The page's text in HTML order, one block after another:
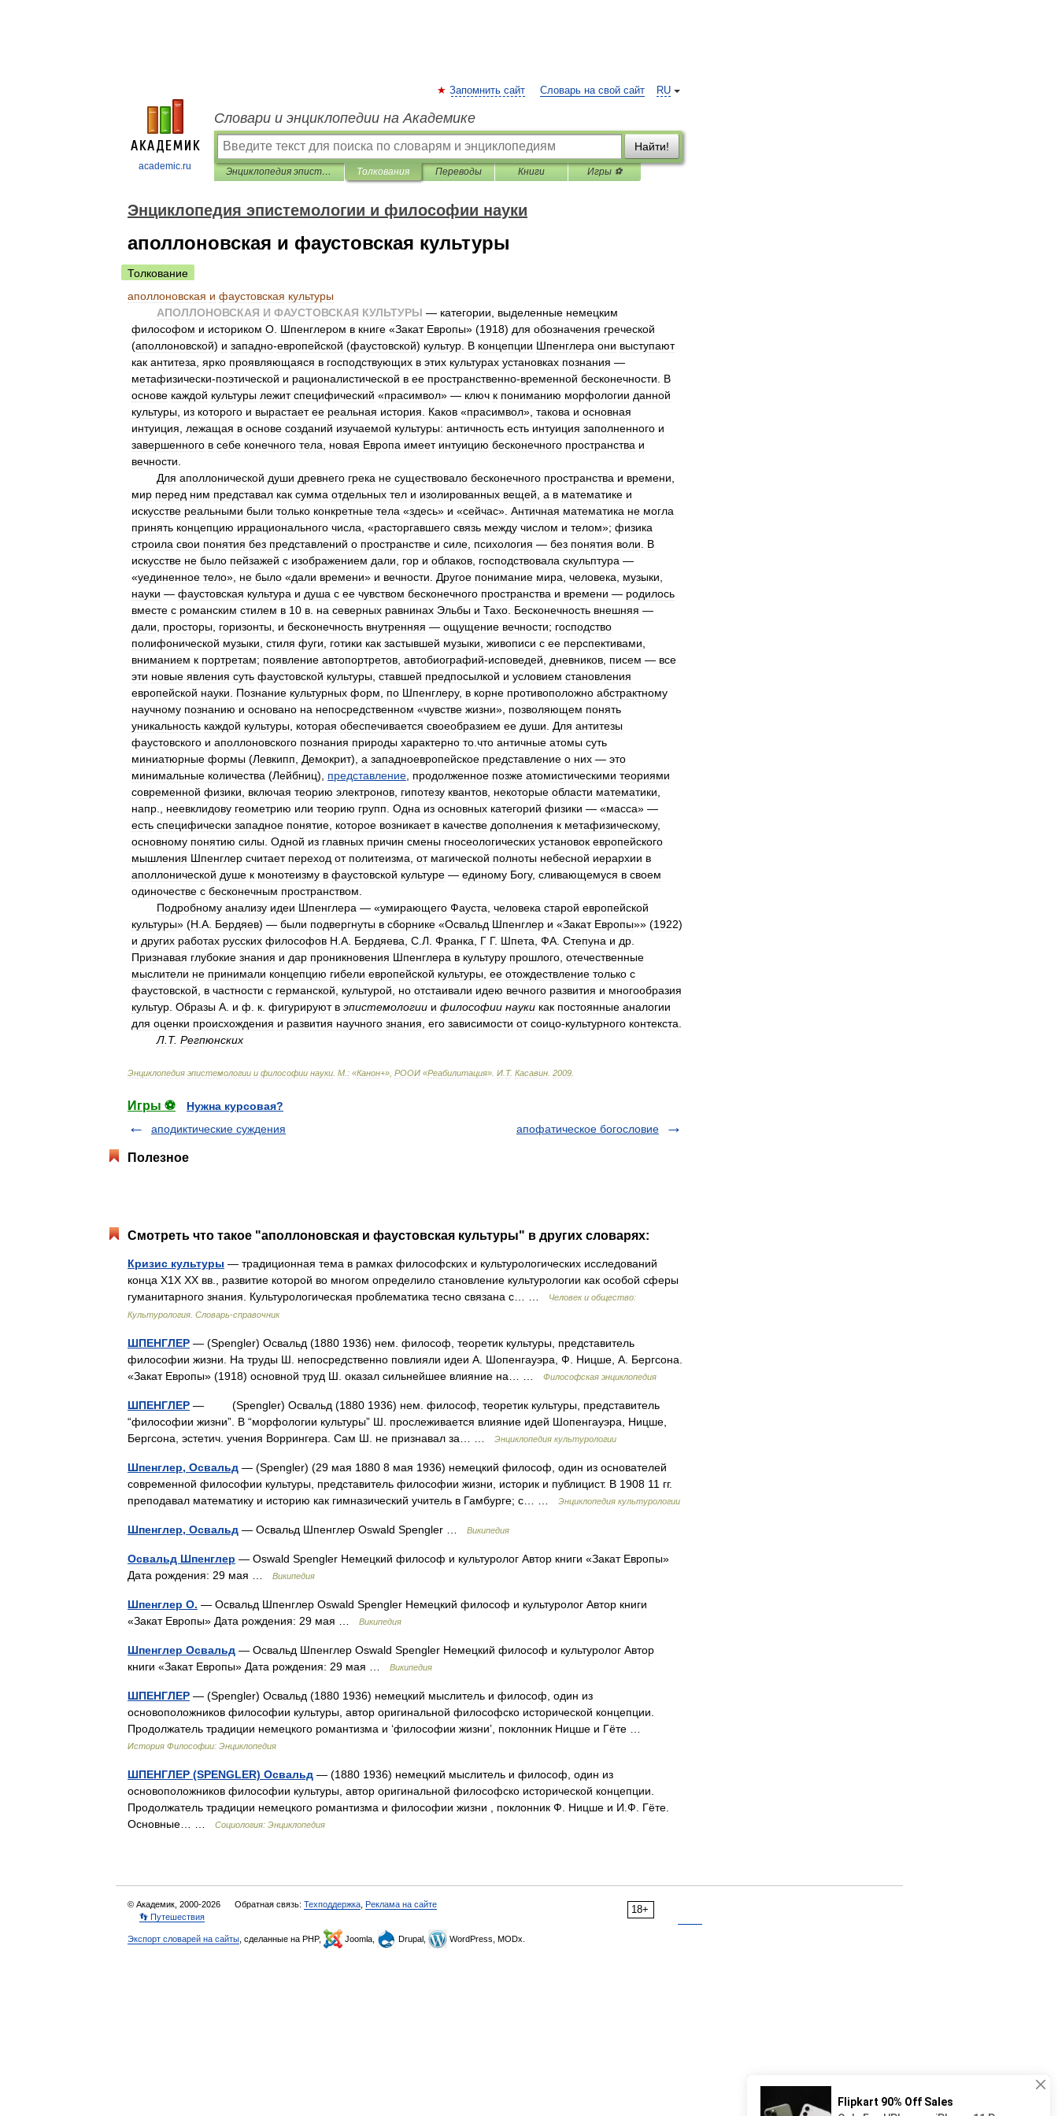
academic.ru
RU
Запомнить сайт Словарь на свой сайт
Словари и энциклопедии на Академике
Найти!
Энциклопедия эпистемологии и философии науки Толкования Переводы Книги Игры ⚽
Энциклопедия эпистемологии и философии науки
аполлоновская и фаустовская культуры
Толкование
аполлоновская и фаустовская культуры
АПОЛЛОНОВСКАЯ И ФАУСТОВСКАЯ КУЛЬТУРЫ — категории выделенные немецким
философом и историком О Шпенглером в книге «Закат Европы» (1918) для обозначения греческой
(аполлоновской) и западно-европейской (фаустовской) культур В концепции Шпенглера они выступают
как антитеза ярко проявляющаяся в господствующих в этих культурах установках познания —
метафизически-поэтической и рационалистической в ее пространственно-временной бесконечности
В
основе каждой культуры лежит специфический «прасимвол» — ключ к пониманию морфологии данной
культуры из которого и вырастает ее реальная история Каков «прасимвол», такова и основная
интуиция
лежащая в основе созданий изучаемой культуры: античность есть интуиция заполненного и
завершенного в себе конечного тела новая Европа имеет интуицию бесконечного пространства и
вечности
Для аполлонической души древнего грека не существовало бесконечного пространства и времени
мир перед ним представал как сумма отдельных тел и изолированных вещей а в математике и
искусстве реальными были только конкретные тела «здесь» и «сейчас». Античная математика не могла
принять концепцию иррационального числа , «расторгавшего связь между числом и телом»; физика
строила свои понятия без представлений о пространстве и силе психология — без понятия воли
В
искусстве не было пейзажей с изображением дали гор и облаков господствовала скульптура —
«уединенное тело», не было «дали времени» и вечности Другое понимание мира человека музыки
науки — фаустовская культура и душа с ее чувством бесконечного пространства и времени — родилось
вместе с романским стилем в 10 в на северных равнинах Эльбы и Тахо Бесконечность внешняя —
дали
просторы горизонты и бесконечность внутренняя — ощущение вечности; господство
полифонической музыки стиля фуги готики как застывшей музыки живописи с ее перспективами
вниманием к портретам; появление автопортретов автобиографий-исповедей дневников писем — все
эти новые явления суть фаустовской культуры ставшей предпосылкой и условием становления
европейской науки Познание культурных форм по Шпенглеру, в корне противоположно абстрактному
научному познанию и основано на непосредственном «чувстве жизни», позволяющем понять
уникальность каждой культуры которая обеспечивается своеобразием ее души Для антитезы
фаустовского и аполлоновского познания природы характерно то что античные атомы суть
миниатюрные формы (Левкипп Демокрит), а западноевропейское представление о них — это
минимальные количества (Лейбниц), представление продолженное позже атомистическими теориями
современной физики включая теорию электронов гипотезу квантов некоторые области математики
напр
неевклидову геометрию или теорию групп Одна из основных категорий физики — «масса» —
есть специфически западное понятие которое возникает в качестве дополнения к метафизическому,
основному понятию силы Одной из главных причин смены гносеологических установок европейского
мышления Шпенглер считает переход от политеизма от магической полноты небесной иерархии в
аполлонической душе к монотеизму в фаустовской культуре — единому Богу, сливающемуся в своем
одиночестве с бесконечным пространством
Подробному анализу идеи Шпенглера — «умирающего Фауста человека старой европейской
культуры» (Н А Бердяев) — были подвергнуты в сборнике «Освальд Шпенглер и «Закат Европы»» (1922)
и других работах русских философов Н А Бердяева С Л Франка Г Г. Шпета ФА Степуна и др
Признавая глубокие знания и дар проникновения Шпенглера в культуру прошлого отечественные
мыслители не принимали концепцию гибели европейской культуры ее отождествление только с
фаустовской
в частности с германской культурой но отстаивали идею вечного развития и многообразия
культур Образы А и ф к фигурируют в эпистемологии и философии науки как постоянные аналогии
для оценки происхождения и развития научного знания его зависимости от соицо-культурного контекста
Л Т. Регпюнских
Энциклопедия эпистемологии и философии науки М : «Канон+», РООИ «Реабилитация» И Т. Касавин 2009
Игры ⚽
Нужна курсовая?
аподиктические суждения
апофатическое богословие
Полезное
Смотреть что такое "аполлоновская и фаустовская культуры" в других словарях:
Кризис культуры — традиционная тема в рамках философских и культурологических исследований
конца Х1Х ХХ вв., развитие которой во многом определило становление культурологии как особой сферы
гуманитарного знания. Культурологическая проблематика тесно связана с… …
Человек и общество:
Культурология. Словарь-справочник
ШПЕНГЛЕР — (Spengler) Освальд (1880 1936) нем. философ, теоретик культуры, представитель
философии жизни. На труды Ш. непосредственно повлияли идеи А. Шопенгауэра, Ф. Ницше, А. Бергсона.
«Закат Европы» (1918) основной труд Ш. оказал сильнейшее влияние на… …
Философская энциклопедия
ШПЕНГЛЕР — (Spengler) Освальд (1880 1936) нем. философ, теоретик культуры, представитель
“философии жизни”. В “морфологии культуры” Ш. прослеживается влияние идей Шопенгауэра, Ницше,
Бергсона, эстетич. учения Воррингера. Сам Ш. не признавал за… …
Энциклопедия культурологии
Шпенглер, Освальд — (Spengler) (29 мая 1880 8 мая 1936) немецкий философ, один из основателей
современной философии культуры, представитель философии жизни, историк и публицист. В 1908 11 гг.
преподавал математику и историю как гимназический учитель в Гамбурге; с… …
Энциклопедия культурологии
Шпенглер, Освальд — Освальд Шпенглер Oswald Spengler … Википедия
Освальд Шпенглер — Oswald Spengler Немецкий философ и культуролог Автор книги «Закат Европы»
Дата рождения: 29 мая …
Википедия
Шпенглер О. — Освальд Шпенглер Oswald Spengler Немецкий философ и культуролог Автор книги
«Закат Европы» Дата рождения: 29 мая …
Википедия
Шпенглер Освальд — Освальд Шпенглер Oswald Spengler Немецкий философ и культуролог Автор
книги «Закат Европы» Дата рождения: 29 мая …
Википедия
ШПЕНГЛЕР — (Spengler) Освальд (1880 1936) немецкий мыслитель и философ, один из
основоположников философии культуры, автор оригинальной философско исторической концепции.
Продолжатель традиции немецкого романтизма и ‘философии жизни’, поклонник Ницше и Гёте …
История Философии: Энциклопедия
ШПЕНГЛЕР (SPENGLER) Освальд — (1880 1936) немецкий мыслитель и философ, один из
основоположников философии культуры, автор оригинальной философско исторической концепции.
Продолжатель традиции немецкого романтизма и философии жизни , поклонник Ф. Ницше и И.Ф. Гёте.
Основные… …
Социология: Энциклопедия
18+
© Академик, 2000-2026 Обратная связь: Техподдержка Реклама на сайте
👣 Путешествия
Экспорт словарей на сайты , сделанные на PHP, Joomla, Drupal, WordPress, MODx.